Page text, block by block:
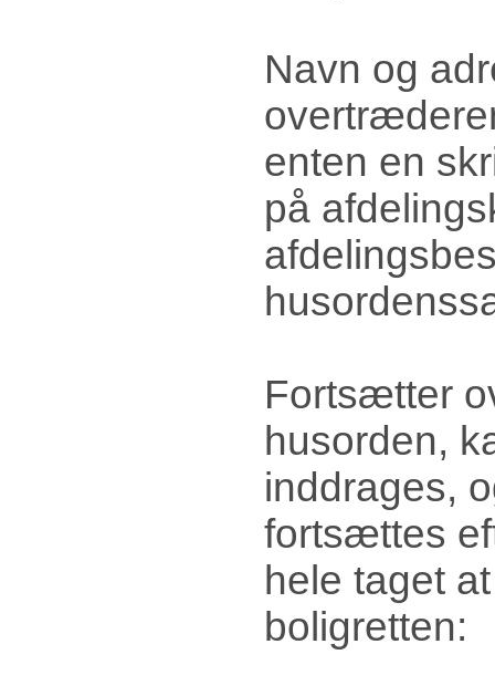
Navn og
enten en
på
Fortsætter
husorden,
inddrages,
fortsættes
hele taget
boligretten: